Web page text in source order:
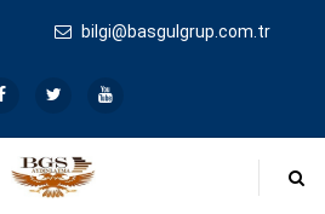
bilgi@basgulgrup.com.tr